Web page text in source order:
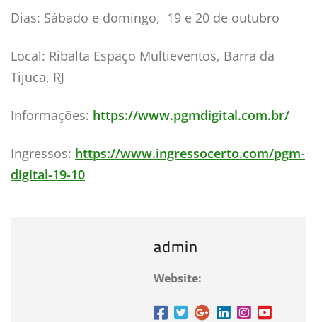
Dias: Sábado e domingo, 19 e 20 de outubro
Local: Ribalta Espaço Multieventos, Barra da
Tijuca, RJ
Informações: https://www.pgmdigital.com.br/
Ingressos: https://www.ingressocerto.com/pgm-
digital-19-10
admin
Website: